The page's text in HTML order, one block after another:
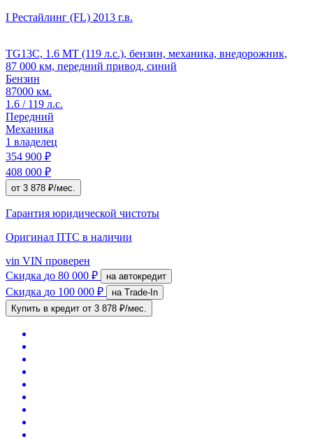
I Рестайлинг (FL) 2013 г.в.
TG13C, 1.6 MT (119 л.с.), бензин, механика, внедорожник,
87 000 км, передний привод, синий
Бензин
87000 км.
1.6 / 119 л.с.
Передний
Механика
1 владелец
354 900 ₽
408 000 ₽
от 3 878 ₽/мес.
Гарантия юридической чистоты
Оригинал ПТС в наличии
vin VIN проверен
Скидка до 80 000 ₽ на автокредит
Скидка до 100 000 ₽
на Trade-In
Купить в кредит от 3 878 ₽/мес.